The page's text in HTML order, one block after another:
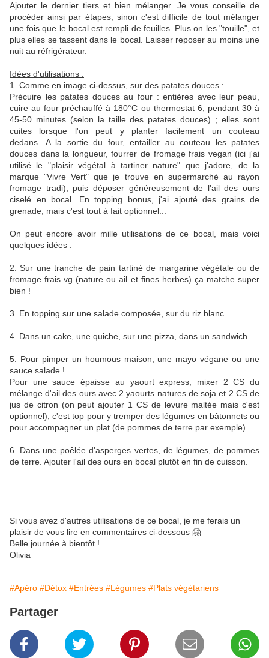
Ajouter le dernier tiers et bien mélanger. Je vous conseille de
procéder ainsi par étapes, sinon c'est difficile de tout mélanger
une fois que le bocal est rempli de feuilles. Plus on les "touille", et
plus elles se tassent dans le bocal. Laisser reposer au moins une
nuit au réfrigérateur.
Idées d'utilisations :
1. Comme en image ci-dessus, sur des patates douces :
Précuire les patates douces au four : entières avec leur peau,
cuire au four préchauffé à 180°C ou thermostat 6, pendant 30 à
45-50 minutes (selon la taille des patates douces) ; elles sont
cuites lorsque l'on peut y planter facilement un couteau
dedans. A la sortie du four, entailler au couteau les patates
douces dans la longueur, fourrer de fromage frais vegan (ici j'ai
utilisé le "plaisir végétal à tartiner nature" que j'adore, de la
marque "Vivre Vert" que je trouve en supermarché au rayon
fromage tradi), puis déposer généreusement de l'ail des ours
ciselé en bocal. En topping bonus, j'ai ajouté des grains de
grenade, mais c'est tout à fait optionnel...
On peut encore avoir mille utilisations de ce bocal, mais voici
quelques idées :
2. Sur une tranche de pain tartiné de margarine végétale ou de
fromage frais vg (nature ou ail et fines herbes) ça matche super
bien !
3. En topping sur une salade composée, sur du riz blanc...
4. Dans un cake, une quiche, sur une pizza, dans un sandwich...
5. Pour pimper un houmous maison, une mayo végane ou une
sauce salade !
Pour une sauce épaisse au yaourt express, mixer 2 CS du
mélange d'ail des ours avec 2 yaourts natures de soja et 2 CS de
jus de citron (on peut ajouter 1 CS de levure maltée mais c'est
optionnel), c'est top pour y tremper des légumes en bâtonnets ou
pour accompagner un plat (de pommes de terre par exemple).
6. Dans une poêlée d'asperges vertes, de légumes, de pommes
de terre. Ajouter l'ail des ours en bocal plutôt en fin de cuisson.
Si vous avez d'autres utilisations de ce bocal, je me ferais un
plaisir de vous lire en commentaires ci-dessous 🤗
Belle journée à bientôt !
Olivia
#Apéro #Détox #Entrées #Légumes #Plats végétariens
Partager